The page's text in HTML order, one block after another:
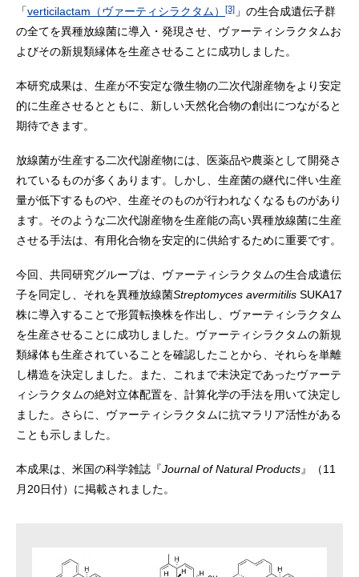
「verticilactam（ヴァーティシラクタム） [3] 」の生合成遺伝子群
の全てを異種放線菌に導入・発現させ、ヴァーティシラクタムお
よびその新規類縁体を生産させることに成功しました。
本研究成果は、生産が不安定な微生物の二次代謝産物をより安定
的に生産させるとともに、新しい天然化合物の創出につながると
期待できます。
放線菌が生産する二次代謝産物には、医薬品や農薬として開発さ
れているものが多くあります。しかし、生産菌の継代に伴い生産
量が低下するものや、生産そのものが行われなくなるものがあり
ます。そのような二次代謝産物を生産能の高い異種放線菌に生産
させる手法は、有用化合物を安定的に供給するために重要です。
今回、共同研究グループは、ヴァーティシラクタムの生合成遺伝
子を同定し、それを異種放線菌Streptomyces avermitilis SUKA17
株に導入することで形質転換株を作出し、ヴァーティシラクタム
を生産させることに成功しました。ヴァーティシラクタムの新規
類縁体も生産されていることを確認したことから、それらを単離
し構造を決定しました。また、これまで未決定であったヴァーテ
ィシラクタムの絶対立体配置を、計算化学の手法を用いて決定し
ました。さらに、ヴァーティシラクタムに抗マラリア活性がある
ことも示しました。
本成果は、米国の科学雑誌『Journal of Natural Products』（11
月20日付）に掲載されました。